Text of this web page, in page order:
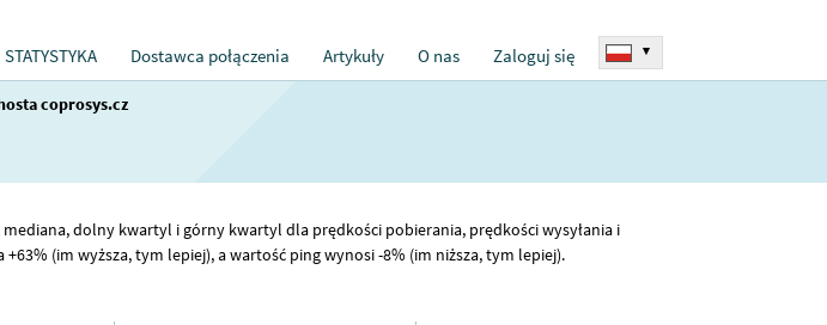
STATYSTYKA Dostawca połączenia Artykuły O nas Zaloguj się ▾
coprosys.cz
dolny kwartyl i górny kwartyl dla prędkości pobierania, prędkości wysyłania i
(im wyższa, tym lepiej), a wartość ping wynosi -8% (im niższa, tym lepiej).